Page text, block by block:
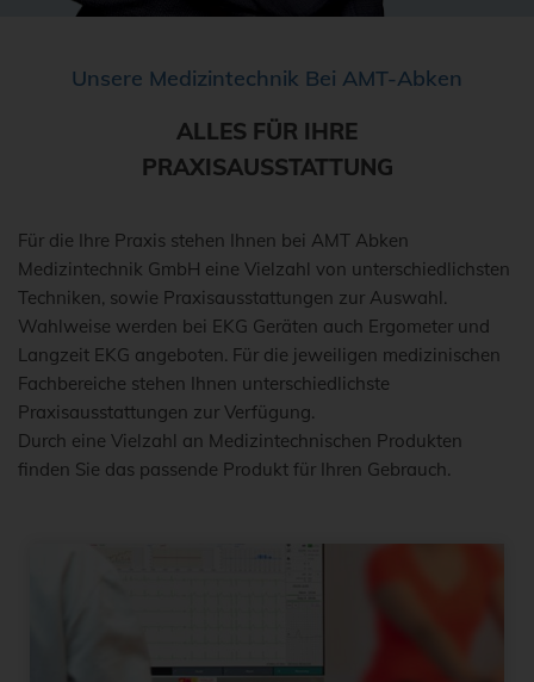
Unsere Medizintechnik Bei AMT-Abken
ALLES FÜR IHRE
PRAXISAUSSTATTUNG
Für die Ihre Praxis stehen Ihnen bei AMT Abken
Medizintechnik GmbH eine Vielzahl von unterschiedlichsten
Techniken, sowie Praxisausstattungen zur Auswahl.
Wahlweise werden bei EKG Geräten auch Ergometer und
Langzeit EKG angeboten. Für die jeweiligen medizinischen
Fachbereiche stehen Ihnen unterschiedlichste
Praxisausstattungen zur Verfügung.
Durch eine Vielzahl an Medizintechnischen Produkten
finden Sie das passende Produkt für Ihren Gebrauch.